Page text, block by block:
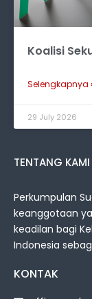
Koalisi
Selengkapnya
29 July 2026
TENTANG KAMI
Perkumpulan
keanggotaan
keadilan bagi
Indonesia
KONTAK